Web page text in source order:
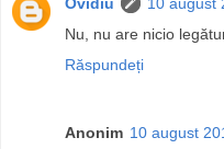
Nu, nu are nicio
Răspundeți
Anonim 10 august